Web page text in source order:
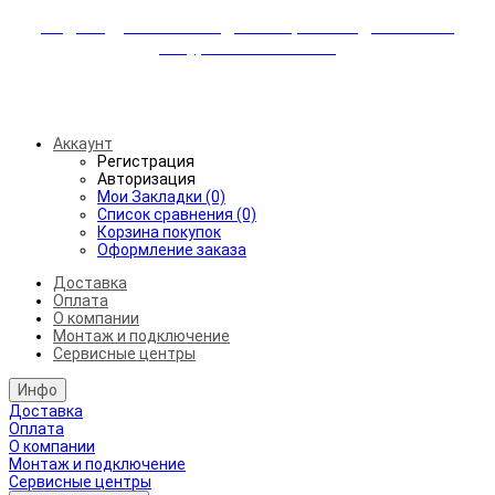
Аккаунт
Регистрация
Авторизация
Мои Закладки (0)
Список сравнения (0)
Корзина покупок
Оформление заказа
Доставка
Оплата
О компании
Монтаж и подключение
Сервисные центры
Инфо
Доставка
Оплата
О компании
Монтаж и подключение
Сервисные центры